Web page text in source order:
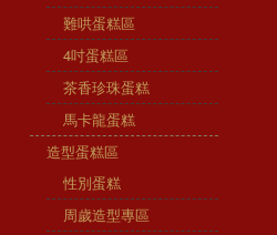
難哄蛋糕區
4吋蛋糕區
茶香珍珠蛋糕
馬卡龍蛋糕
造型蛋糕區
性別蛋糕
周歲造型專區